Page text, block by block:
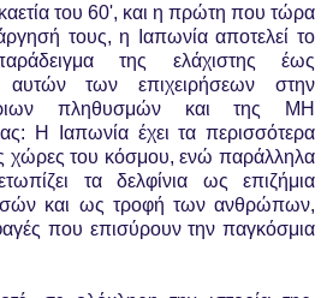
του 60', και η πρώτη που τώρα
τους, η Ιαπωνία αποτελεί το
της ελάχιστης έως
αυτών των επιχειρήσεων στην
πληθυσμών και της ΜΗ
Η Ιαπωνία έχει τα περισσότερα
χώρες του κόσμου, ενώ παράλληλα
τα δελφίνια ως επιζήμια
και ως τροφή των ανθρώπων,
που επισύρουν την παγκόσμια